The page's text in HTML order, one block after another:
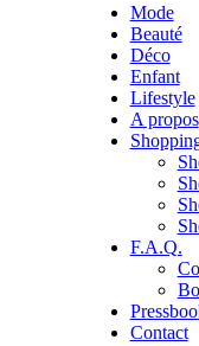
Mode
Beauté
Déco
Enfant
Lifestyle
A propos
F.A.Q.
Contact